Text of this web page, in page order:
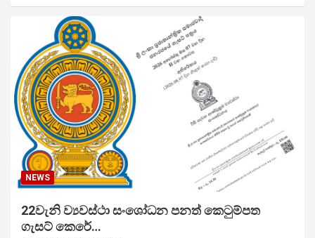
NEWS
22වැනි ව්‍යවස්ථා සංශෝධන පනත් කෙටුම්පත
ගැසට් කෙරේ…